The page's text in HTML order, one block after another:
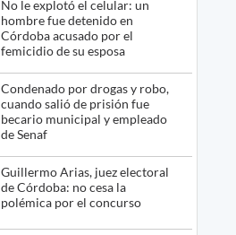
No le explotó el celular: un
hombre fue detenido en
Córdoba acusado por el
femicidio de su esposa
Condenado por drogas y robo,
cuando salió de prisión fue
becario municipal y empleado
de Senaf
Guillermo Arias, juez electoral
de Córdoba: no cesa la
polémica por el concurso